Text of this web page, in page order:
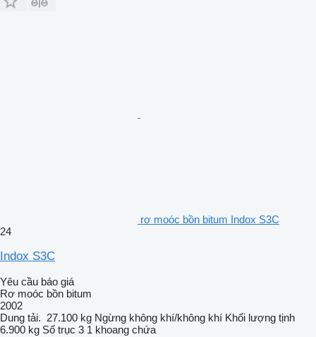
rơ moóc bồn bitum Indox S3C
24
Indox S3C
Yêu cầu báo giá
Rơ moóc bồn bitum
2002
Dung tải. 27.100 kg Ngừng không khí/không khí Khối lượng tịnh
6.900 kg Số trục 3 1 khoang chứa